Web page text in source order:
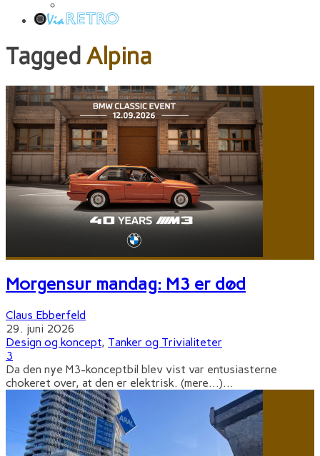
Tagged Alpina
Morgensur mandag: M3 er død
Claus Ebberfeld
29. juni 2026
Design og koncept, Tanker og Trivialiteter
3
Da den nye M3-konceptbil blev vist var entusiasterne
chokeret over, at den er elektrisk. (mere…)...